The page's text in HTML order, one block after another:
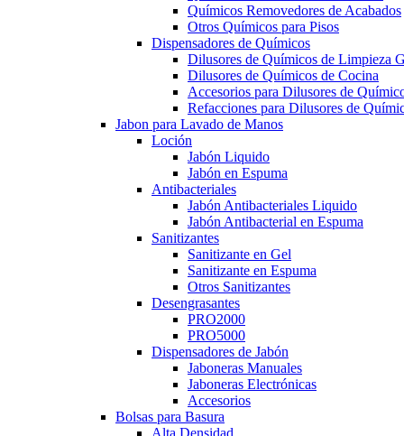
Químicos Removedores de Acabados
Otros Químicos para Pisos
Dispensadores de Químicos
Dilusores de Químicos de Limpieza
Dilusores de Químicos de Cocina
Accesorios para Dilusores de
Refacciones para Dilusores de
Jabon para Lavado de Manos
Loción
Jabón Liquido
Jabón en Espuma
Antibacteriales
Jabón Antibacteriales Liquido
Jabón Antibacterial en Espuma
Sanitizantes
Sanitizante en Gel
Sanitizante en Espuma
Otros Sanitizantes
Desengrasantes
PRO2000
PRO5000
Dispensadores de Jabón
Jaboneras Manuales
Jaboneras Electrónicas
Accesorios
Bolsas para Basura
Alta Densidad